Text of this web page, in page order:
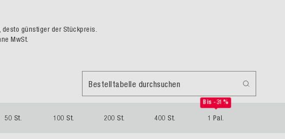
günstiger der Stückpreis.
MwSt.
Bestelltabelle durchsuchen
50 St. 100 St. 200 St. 400 St.
Bis -31%
1 Pal.